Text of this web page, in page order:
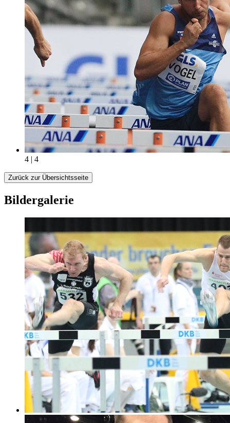
4 | 4
Zurück zur Übersichtsseite
Bildergalerie